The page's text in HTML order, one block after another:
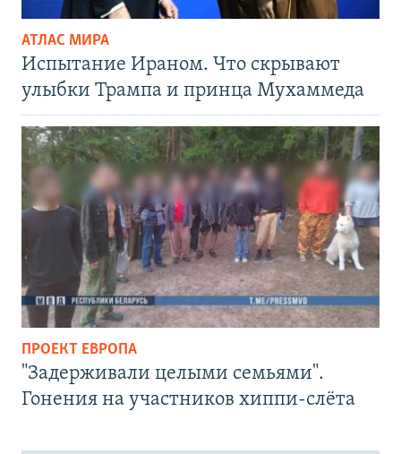
АТЛАС МИРА
Испытание Ираном. Что скрывают
улыбки Трампа и принца Мухаммеда
ПРОЕКТ ЕВРОПА
"Задерживали целыми семьями".
Гонения на участников хиппи-слёта